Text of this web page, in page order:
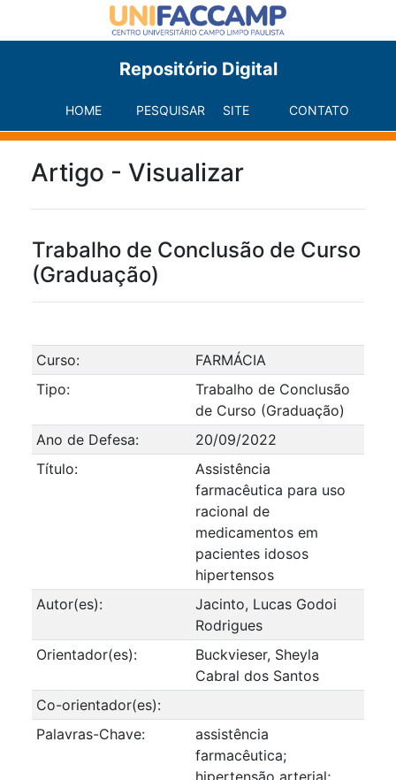
Repositório Digital
HOME PESQUISAR SITE CONTATO
Artigo - Visualizar
Trabalho de Conclusão de Curso
(Graduação)
Curso:
FARMÁCIA
Tipo:
Trabalho de Conclusão
de Curso (Graduação)
Ano de Defesa:
20/09/2022
Título:
Assistência
farmacêutica para uso
racional de
medicamentos em
pacientes idosos
hipertensos
Autor(es):
Jacinto, Lucas Godoi
Rodrigues
Orientador(es):
Buckvieser, Sheyla
Cabral dos Santos
Co-orientador(es):
Palavras-Chave:
assistência
farmacêutica;
hipertensão arterial;